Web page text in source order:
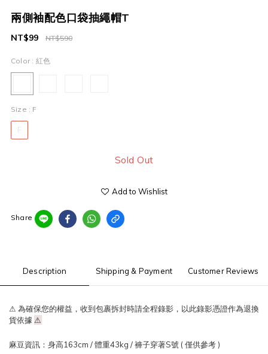
兩側袖配色口袋抽繩帽T
NT$590
NT$99
Color : 紅色
Size : F
F
Sold Out
Add to Wishlist
Share
Description Shipping & Payment Customer Reviews
⚠ 為確保您的權益，收到包裹拆封時請全程錄影，以此錄影憑證作為退換
貨依據 ⚠
麻豆資訊：身高163cm / 體重43kg / 褲子穿著S號 ( 僅供參考 )